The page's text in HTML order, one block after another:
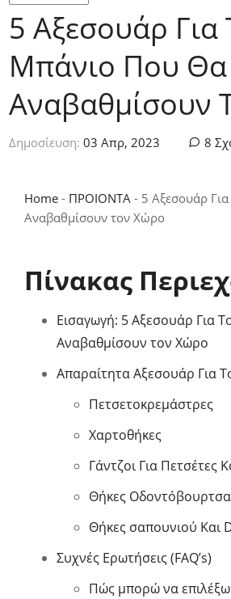
5 Αξεσουάρ Για
Μπάνιο Που Θα
Αναβαθμίσουν
Δημοσίευση:03 Απρ, 2023 8
Home - ΠΡΟΙΟΝΤΑ - 5 Αξεσουάρ
Αναβαθμίσουν τον Χώρο
Πίνακας
Εισαγωγή: 5 Αξεσουάρ Για
Αναβαθμίσουν τον Χώρο
Απαραίτητα Αξεσουάρ Για
Πετσετοκρεμάστρες
Χαρτοθήκες
Γάντζοι Για Πετσέτες
Θήκες
Θήκες σαπουνιού Και
Συχνές Ερωτήσεις (FAQ’s)
Πώς μπορώ να